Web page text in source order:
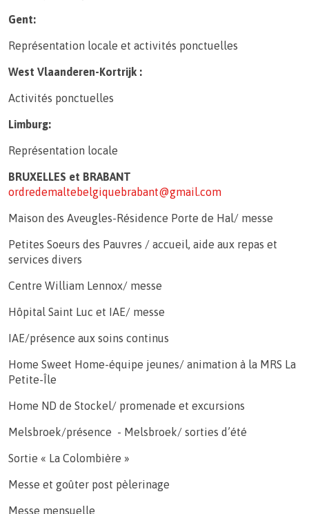
Gent:
Représentation locale et activités ponctuelles
West Vlaanderen-Kortrijk :
Activités ponctuelles
Limburg:
Représentation locale
BRUXELLES et BRABANT
ordredemaltebelgiquebrabant@gmail.com
Maison des Aveugles-Résidence Porte de Hal/ messe
Petites Soeurs des Pauvres / accueil, aide aux repas et
services divers
Centre William Lennox/ messe
Hôpital Saint Luc et IAE/ messe
IAE/présence aux soins continus
Home Sweet Home-équipe jeunes/ animation à la MRS La
Petite-Île
Home ND de Stockel/ promenade et excursions
Melsbroek/présence - Melsbroek/ sorties d’été
Sortie « La Colombière »
Messe et goûter post pèlerinage
Messe mensuelle